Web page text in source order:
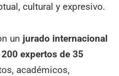
cultural y expresivo.
un jurado internacional
expertos de 35
académicos,